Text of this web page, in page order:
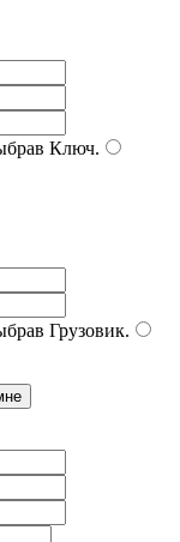
Ключ.
Грузовик.